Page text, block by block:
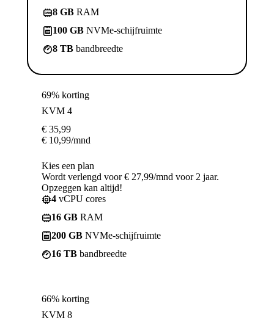
8 GB RAM
100 GB NVMe-schijfruimte
8 TB bandbreedte
69% korting
KVM 4
€ 35,99
€ 10,99/mnd
Kies een plan
Wordt verlengd voor € 27,99/mnd voor 2 jaar.
Opzeggen kan altijd!
4 vCPU cores
16 GB RAM
200 GB NVMe-schijfruimte
16 TB bandbreedte
66% korting
KVM 8